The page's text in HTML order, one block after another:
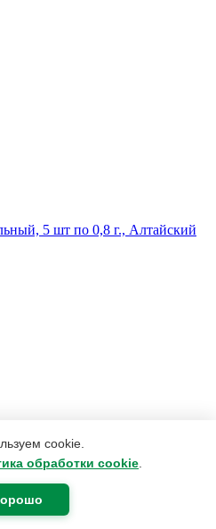
cookie.
обработки cookie
5 шт по 0,8 г., Алтайский